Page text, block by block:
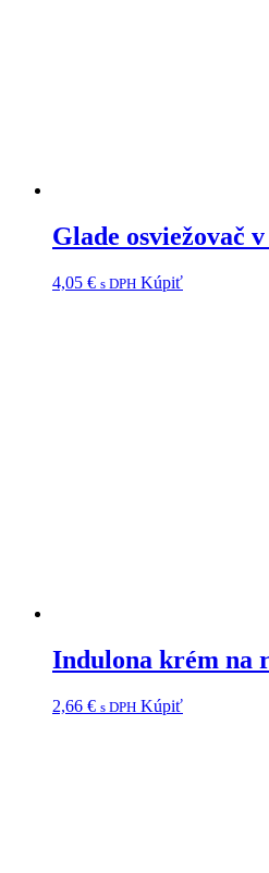
Glade osviežovač
4,05 € s DPH Kúpiť
Indulona krém na
2,66 € s DPH Kúpiť